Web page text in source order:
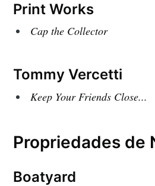
Print Works
Cap the Collector
Tommy Vercetti
Keep Your Friends Close...
Propriedades de
Boatyard